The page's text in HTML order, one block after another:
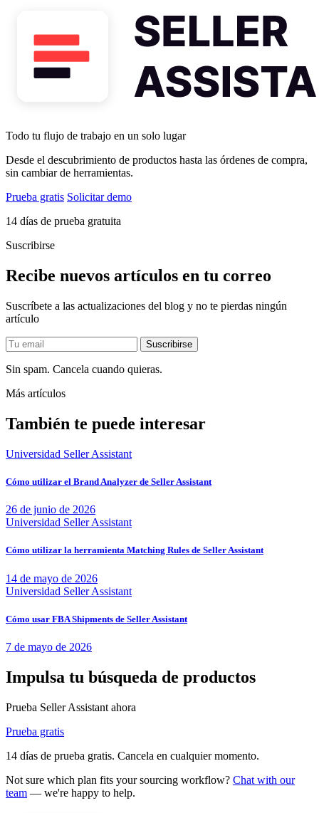
Todo tu flujo de trabajo en un solo lugar
Desde el descubrimiento de productos hasta las órdenes de compra,
sin cambiar de herramientas.
Prueba gratis Solicitar demo
14 días de prueba gratuita
Suscribirse
Recibe nuevos artículos en tu correo
Suscríbete a las actualizaciones del blog y no te pierdas ningún
artículo
Sin spam. Cancela cuando quieras.
Más artículos
También te puede interesar
Universidad Seller Assistant
Cómo utilizar el Brand Analyzer de Seller Assistant
26 de junio de 2026
Universidad Seller Assistant
Cómo utilizar la herramienta Matching Rules de Seller Assistant
14 de mayo de 2026
Universidad Seller Assistant
Cómo usar FBA Shipments de Seller Assistant
7 de mayo de 2026
Impulsa tu búsqueda de productos
Prueba Seller Assistant ahora
Prueba gratis
14 días de prueba gratis. Cancela en cualquier momento.
Not sure which plan fits your sourcing workflow? Chat with our
team — we're happy to help.